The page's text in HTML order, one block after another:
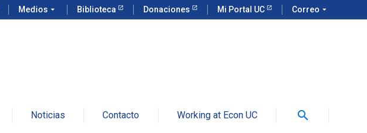
Medios arrow_drop_down Biblioteca Donaciones Mi Portal UC Correo arrow_drop_down
Noticias Contacto Working at Econ UC search